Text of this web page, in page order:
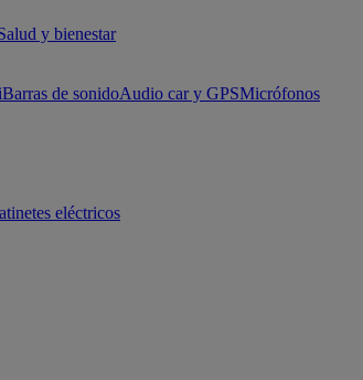
y bienestar
Barras de sonidoAudio car y GPSMicrófonos
eléctricos